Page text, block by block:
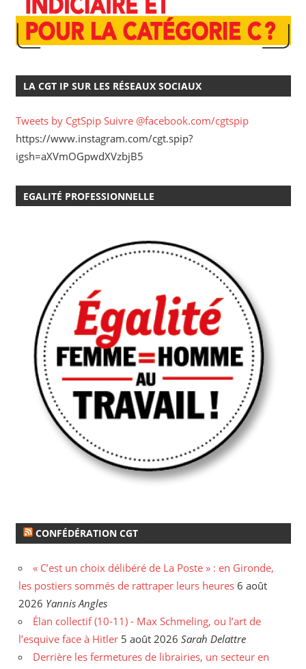
LA CGT IP SUR LES RÉSEAUX SOCIAUX
Tweets by CgtSpip Suivre @facebook.com/cgtspip
https://www.instagram.com/cgt.spip?
igsh=aXVmOGpwdXVzbjB5
EGALITÉ PROFESSIONNELLE
CONFÉDÉRATION CGT
« C’est un choix délibéré de La Poste » : en Gironde,
les postiers sommés de rattraper leurs heures 6 août
2026 Yannis Angles
Élan collectif (10-11) - Max Schmeling, ou l’art de
l’esquive face à Hitler 5 août 2026 Sarah Delattre
Derrière les fermetures de librairies, un secteur en